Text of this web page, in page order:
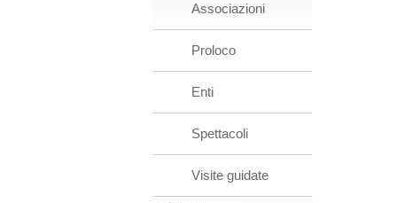
Associazioni
Proloco
Enti
Spettacoli
Visite guidate